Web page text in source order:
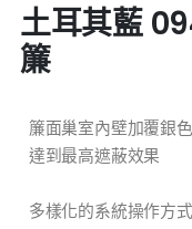
土耳其藍
簾
簾面巢室內壁加覆銀
達到最高遮蔽效果
多樣化的系統操作方